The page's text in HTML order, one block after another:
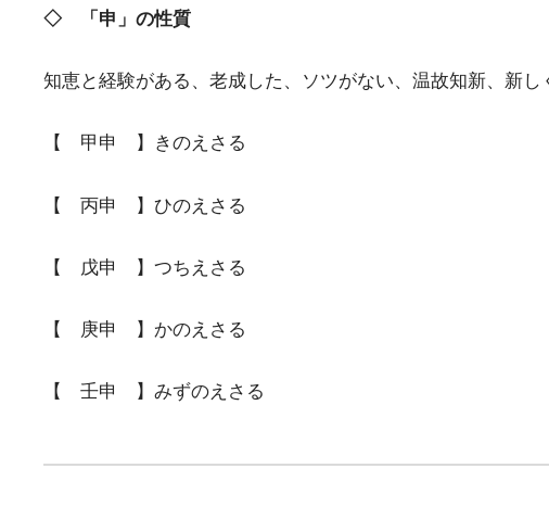
◇ 「申」の性質
知恵と経験がある、老成した、ソツがない、温故知新、新
【 甲申 】きのえさる
【 丙申 】ひのえさる
【 戊申 】つちえさる
【 庚申 】かのえさる
【 壬申 】みずのえさる